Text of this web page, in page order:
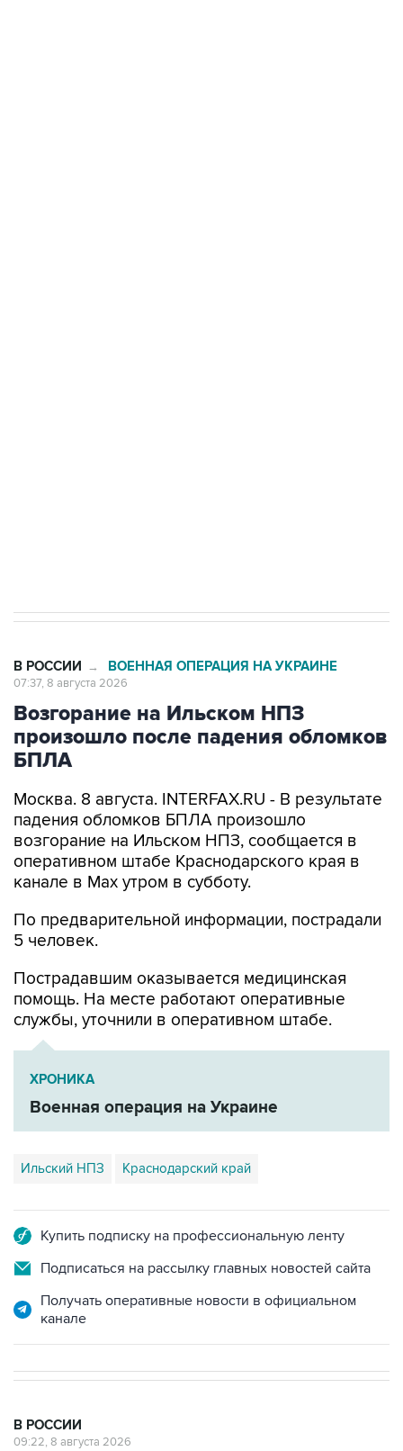
В РОССИИ → ВОЕННАЯ ОПЕРАЦИЯ НА УКРАИНЕ
07:37, 8 августа 2026
Возгорание на Ильском НПЗ
произошло после падения обломков
БПЛА
Москва. 8 августа. INTERFAX.RU - В результате
падения обломков БПЛА произошло
возгорание на Ильском НПЗ, сообщается в
оперативном штабе Краснодарского края в
канале в Max утром в субботу.
По предварительной информации, пострадали
5 человек.
Пострадавшим оказывается медицинская
помощь. На месте работают оперативные
службы, уточнили в оперативном штабе.
ХРОНИКА
Военная операция на Украине
Ильский НПЗ Краснодарский край
Купить подписку на профессиональную ленту
Подписаться на рассылку главных новостей сайта
Получать оперативные новости в официальном
канале
В РОССИИ
09:22, 8 августа 2026